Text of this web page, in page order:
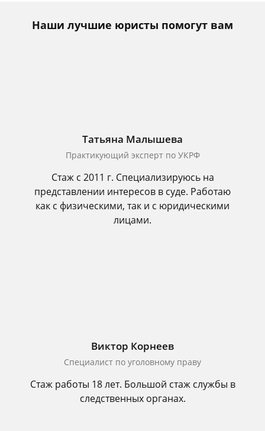
Наши лучшие юристы помогут вам
Татьяна Малышева
Практикующий эксперт по УКРФ
Стаж с 2011 г. Специализируюсь на
представлении интересов в суде. Работаю
как с физическими, так и с юридическими
лицами.
Виктор Корнеев
Cпециалист по уголовному праву
Стаж работы 18 лет. Большой стаж службы в
следственных органах.